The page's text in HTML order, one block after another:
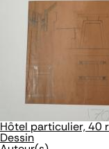
Hôtel particulier, 40
Dessin